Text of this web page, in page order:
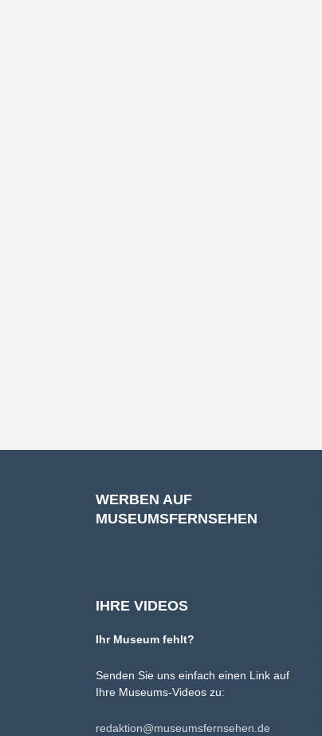
WERBEN AUF
MUSEUMSFERNSEHEN
IHRE VIDEOS
Ihr Museum fehlt?
Senden Sie uns einfach einen Link auf
Ihre Museums-Videos zu:
redaktion@museumsfernsehen.de